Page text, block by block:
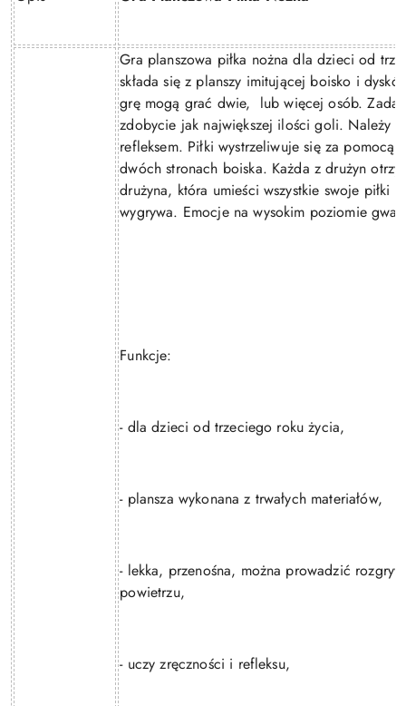
Gra planszowa piłka nożna dla dzieci od
składa się z planszy imitującej boisko i
grę mogą grać dwie, lub więcej osób.
zdobycie jak największej ilości goli. Należy
refleksem. Piłki wystrzeliwuje się za pomocą
dwóch stronach boiska. Każda z drużyn
drużyna, która umieści wszystkie swoje piłki
wygrywa. Emocje na wysokim poziomie
Funkcje:
- dla dzieci od trzeciego roku życia,
- plansza wykonana z trwałych materiałów,
- lekka, przenośna, można prowadzić
powietrzu,
- uczy zręczności i refleksu,